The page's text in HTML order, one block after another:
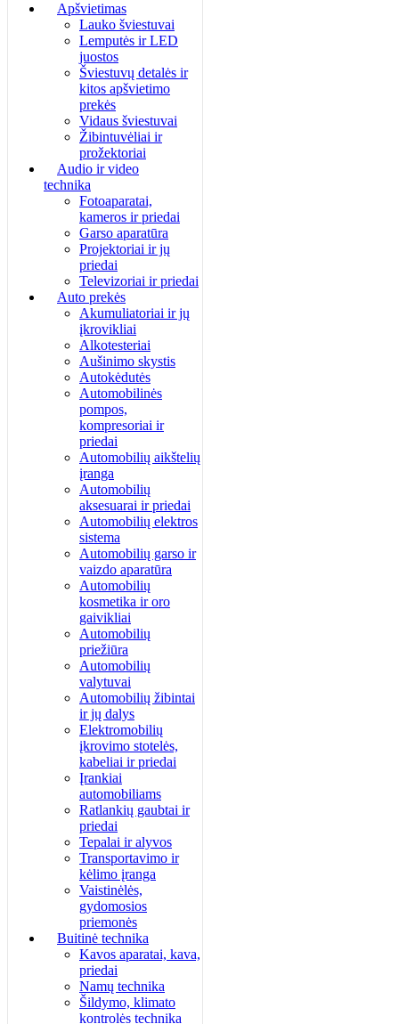
Apšvietimas
Lauko šviestuvai
Lemputės ir LED
juostos
Šviestuvų detalės ir
kitos apšvietimo
prekės
Vidaus šviestuvai
Žibintuvėliai ir
prožektoriai
Audio ir video
technika
Fotoaparatai,
kameros ir priedai
Garso aparatūra
Projektoriai ir jų
priedai
Televizoriai ir priedai
Auto prekės
Akumuliatoriai ir jų
įkrovikliai
Alkotesteriai
Aušinimo skystis
Autokėdutės
Automobilinės
pompos,
kompresoriai ir
priedai
Automobilių aikštelių
įranga
Automobilių
aksesuarai ir priedai
Automobilių elektros
sistema
Automobilių garso ir
vaizdo aparatūra
Automobilių
kosmetika ir oro
gaivikliai
Automobilių
priežiūra
Automobilių
valytuvai
Automobilių žibintai
ir jų dalys
Elektromobilių
įkrovimo stotelės,
kabeliai ir priedai
Įrankiai
automobiliams
Ratlankių gaubtai ir
priedai
Tepalai ir alyvos
Transportavimo ir
kėlimo įranga
Vaistinėlės,
gydomosios
priemonės
Buitinė technika
Kavos aparatai, kava,
priedai
Namų technika
Šildymo, klimato
kontrolės technika